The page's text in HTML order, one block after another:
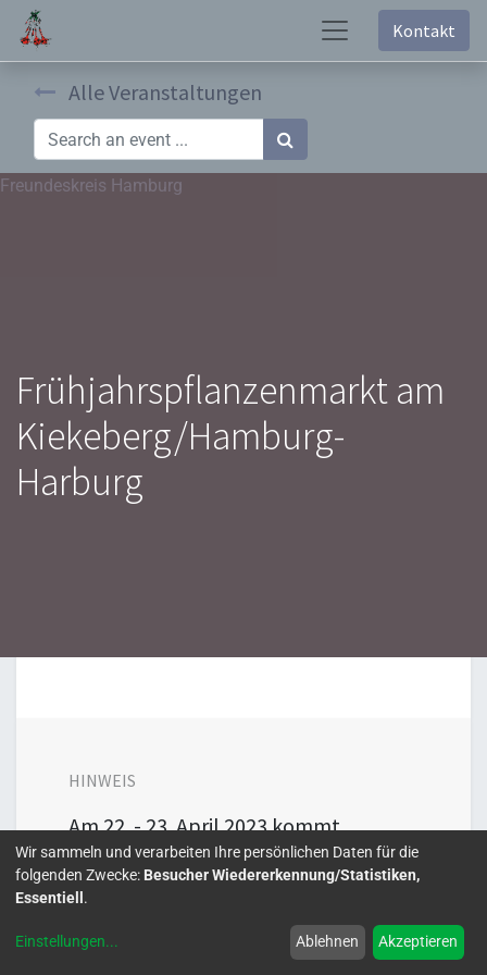
Kontakt
Alle Veranstaltungen
Freundeskreis Hamburg
Frühjahrspflanzenmarkt am
Kiekeberg/Hamburg-
Harburg
HINWEIS
Am 22. - 23. April 2023 kommt
Gärtnerei Anselm Breuckmann mit
Fuchsien zum Kiekeberg. Wir helfen
beim Verkauf. Informieren Sie sich
über den neuen Standort. Kinder
können Fuchsien einpflanzen.
Wir sammeln und verarbeiten Ihre persönlichen Daten für die
folgenden Zwecke: Besucher Wiedererkennung/Statistiken,
Essentiell .
Einstellungen... Ablehnen Akzeptieren